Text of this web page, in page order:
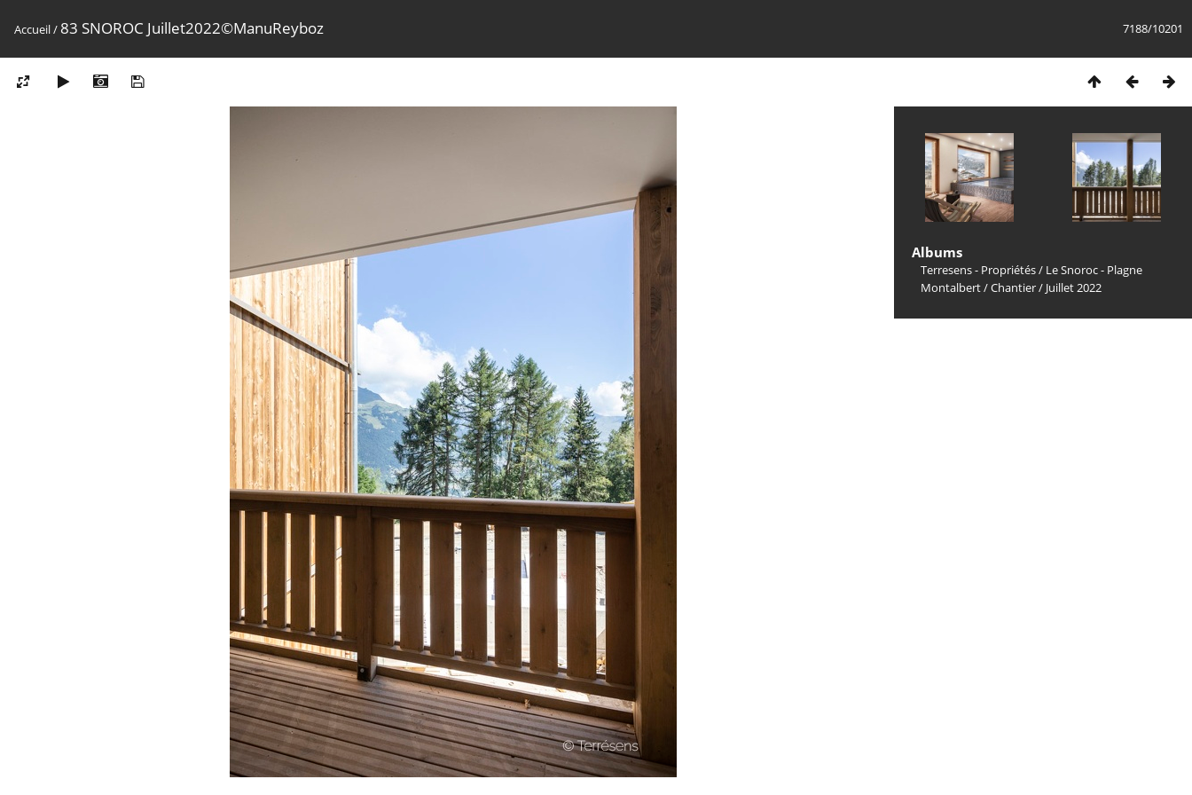
7188/10201
Accueil/ 83 SNOROC Juillet2022©ManuReyboz
Albums
Terresens - Propriétés/ Le Snoroc - Plagne
Montalbert/Chantier/ Juillet 2022